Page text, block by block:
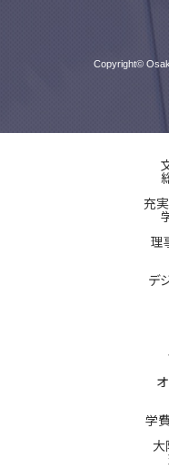
Copyright©
充
理
デ
学
大